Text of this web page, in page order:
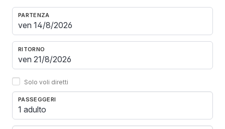
PARTENZA
RITORNO
Solo voli diretti
PASSEGGERI
1 adulto